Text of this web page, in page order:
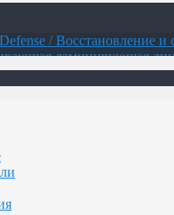
/ Восстановление и
ламинирующая
линия
TREND COLOR MAN /
для экстремально
осветленных волос с
увлажнение и
сильно